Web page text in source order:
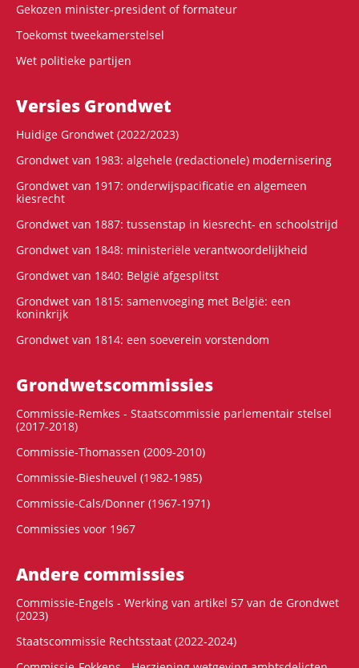
Gekozen minister-president of formateur
Toekomst tweekamerstelsel
Wet politieke partijen
Versies Grondwet
Huidige Grondwet (2022/2023)
Grondwet van 1983: algehele (redactionele) modernisering
Grondwet van 1917: onderwijspacificatie en algemeen
kiesrecht
Grondwet van 1887: tussenstap in kiesrecht- en schoolstrijd
Grondwet van 1848: ministeriële verantwoordelijkheid
Grondwet van 1840: België afgesplitst
Grondwet van 1815: samenvoeging met België: een
koninkrijk
Grondwet van 1814: een soeverein vorstendom
Grondwets­commissies
Commissie-Remkes - Staatscommissie parlementair stelsel
(2017-2018)
Commissie-Thomassen (2009-2010)
Commissie-Biesheuvel (1982-1985)
Commissie-Cals/Donner (1967-1971)
Commissies voor 1967
Andere commissies
Commissie-Engels - Werking van artikel 57 van de Grondwet
(2023)
Staatscommissie Rechtsstaat (2022-2024)